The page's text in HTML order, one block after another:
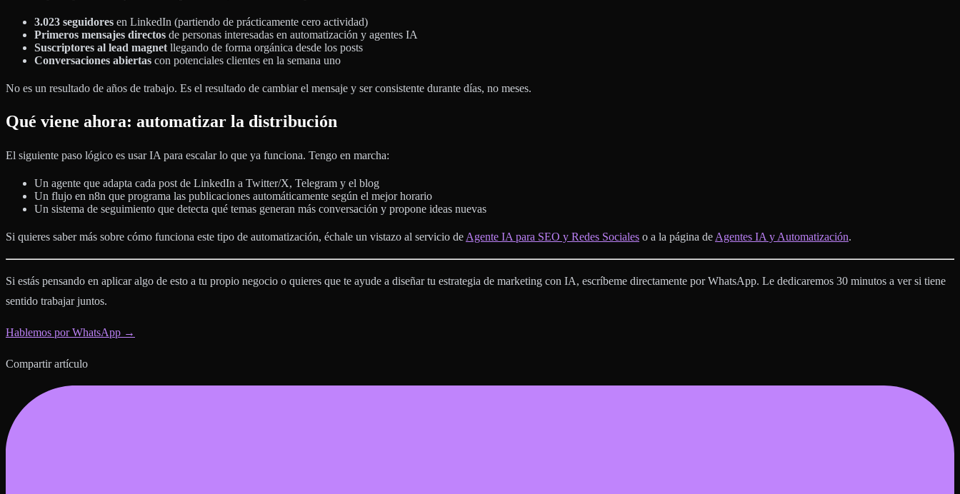
3.023 seguidores en LinkedIn (partiendo de prácticamente cero actividad)
Primeros mensajes directos de personas interesadas en automatización y agentes IA
Suscriptores al lead magnet llegando de forma orgánica desde los posts
Conversaciones abiertas con potenciales clientes en la semana uno
No es un resultado de años de trabajo. Es el resultado de cambiar el mensaje y ser consistente durante días, no meses.
Qué viene ahora: automatizar la distribución
El siguiente paso lógico es usar IA para escalar lo que ya funciona. Tengo en marcha:
Un agente que adapta cada post de LinkedIn a Twitter/X, Telegram y el blog
Un flujo en n8n que programa las publicaciones automáticamente según el mejor horario
Un sistema de seguimiento que detecta qué temas generan más conversación y propone ideas nuevas
Si quieres saber más sobre cómo funciona este tipo de automatización, échale un vistazo al servicio de Agente IA para SEO y Redes Sociales o a la página de Agentes IA y Automatización.
Si estás pensando en aplicar algo de esto a tu propio negocio o quieres que te ayude a diseñar tu estrategia de marketing con IA, escríbeme directamente por WhatsApp. Le dedicaremos 30 minutos a ver si tiene
sentido trabajar juntos.
Hablemos por WhatsApp →
Compartir artículo